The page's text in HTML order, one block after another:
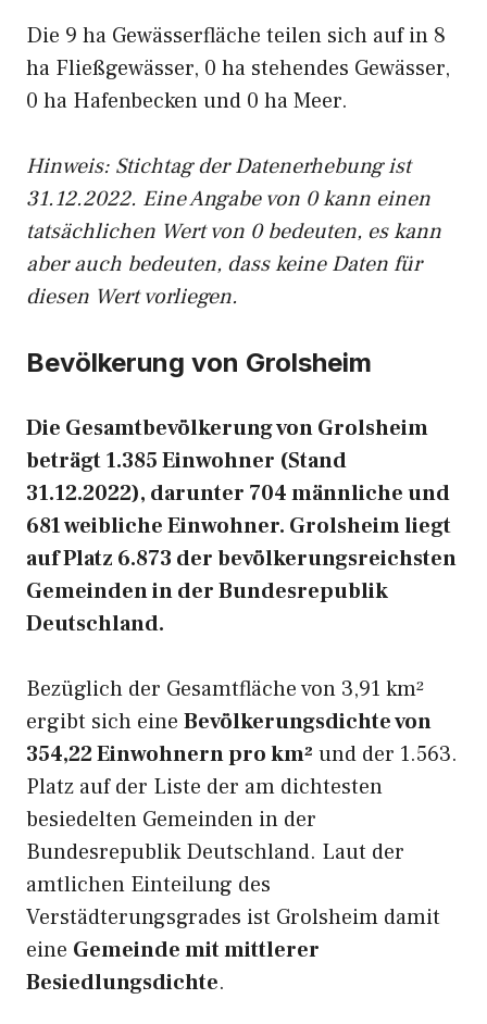
Die 9 ha Gewässerfläche teilen sich auf in 8
ha Fließgewässer, 0 ha stehendes Gewässer,
0 ha Hafenbecken und 0 ha Meer.
Hinweis: Stichtag der Datenerhebung ist
31.12.2022. Eine Angabe von 0 kann einen
tatsächlichen Wert von 0 bedeuten, es kann
aber auch bedeuten, dass keine Daten für
diesen Wert vorliegen.
Bevölkerung von Grolsheim
Die Gesamtbevölkerung von Grolsheim
beträgt 1.385 Einwohner (Stand
31.12.2022), darunter 704 männliche und
681 weibliche Einwohner. Grolsheim liegt
auf Platz 6.873 der bevölkerungsreichsten
Gemeinden in der Bundesrepublik
Deutschland.
Bezüglich der Gesamtfläche von 3,91 km²
ergibt sich eine Bevölkerungsdichte von
354,22 Einwohnern pro km² und der 1.563.
Platz auf der Liste der am dichtesten
besiedelten Gemeinden in der
Bundesrepublik Deutschland. Laut der
amtlichen Einteilung des
Verstädterungsgrades ist Grolsheim damit
eine Gemeinde mit mittlerer
Besiedlungsdichte.